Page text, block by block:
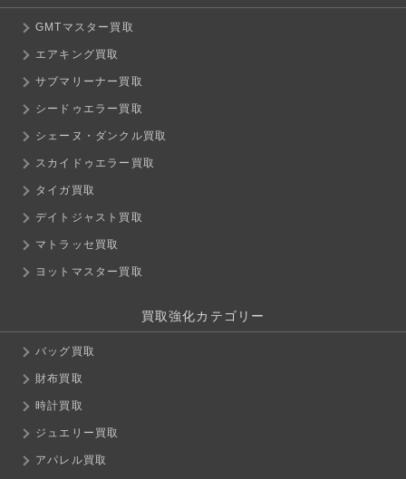
GMTマスター買取
エアキング買取
サブマリーナー買取
シードゥエラー買取
シェーヌ・ダンクル買取
スカイドゥエラー買取
タイガ買取
デイトジャスト買取
マトラッセ買取
ヨットマスター買取
買取強化カテゴリー
バッグ買取
財布買取
時計買取
ジュエリー買取
アパレル買取